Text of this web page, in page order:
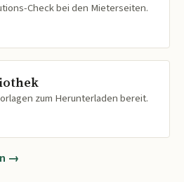
Check bei den Mieterseiten.
zum Herunterladen bereit.
→